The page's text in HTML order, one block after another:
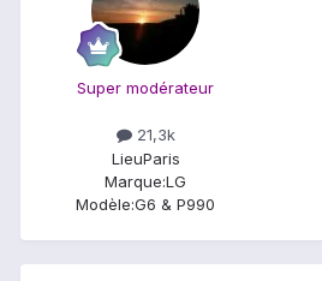
Super modérateur
21,3k
LieuParis
Marque:LG
Modèle:G6 & P990